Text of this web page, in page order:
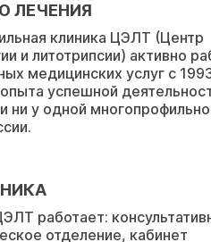
ЛЕЧЕНИЯ
клиника ЦЭЛТ (Центр
и литотрипсии) активно
медицинских услуг с
успешной
ни у одной
работает:
отделение, кабинет